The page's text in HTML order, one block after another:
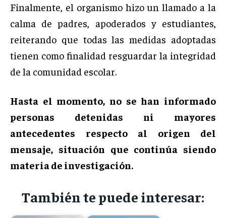
Finalmente, el organismo hizo un llamado a la
calma de padres, apoderados y estudiantes,
reiterando que todas las medidas adoptadas
tienen como finalidad resguardar la integridad
de la comunidad escolar.
Hasta el momento, no se han informado
personas detenidas ni mayores
antecedentes respecto al origen del
mensaje, situación que continúa siendo
materia de investigación.
También te puede interesar: